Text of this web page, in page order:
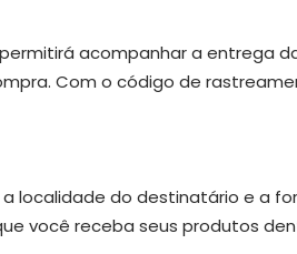
acompanhar a entrega
Com o código de
do destinatário e a
você receba seus produtos